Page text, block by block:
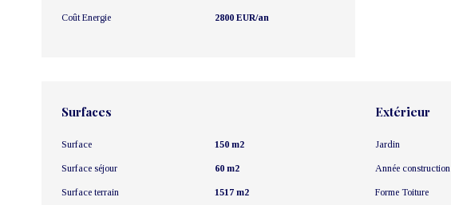
Coût Energie 2800 EUR/an
Surfaces
Surface 150 m2
Surface séjour 60 m2
Surface terrain 1517 m2
Extérieur
Jardin
Année construction
Forme Toiture